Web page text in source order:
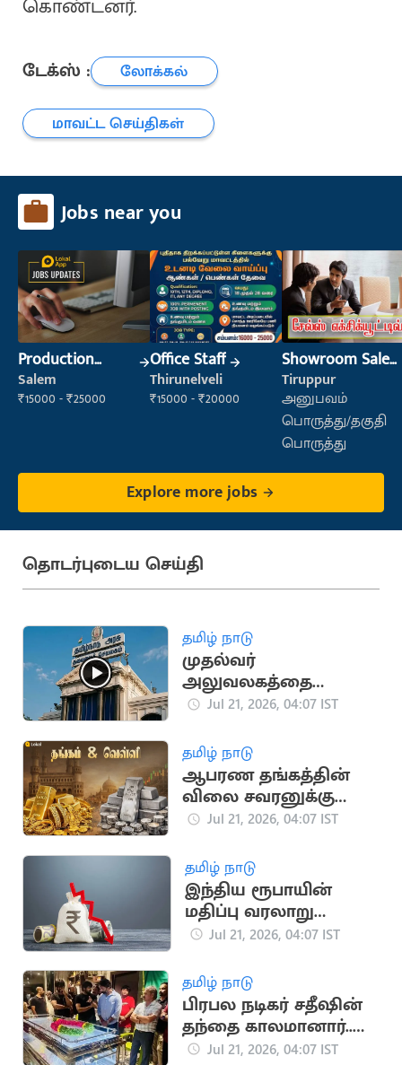
கொண்டனர்.
டேக்ஸ் :
லோக்கல்
மாவட்ட செய்திகள்
Jobs near you
Production
Supervisor
Salem
₹15000 - ₹25000
Office Staff
Thirunelveli
₹15000 - ₹20000
Showroom Sales
Executive (Retail
Sales)
Tiruppur
அனுபவம்
பொருத்து/தகுதி
பொருத்து
Explore more jobs
தொடர்புடைய செய்தி
தமிழ் நாடு
முதல்வர்
அலுவலகத்தை
மாற்றும் CM விஜய்..?
Jul 21, 2026, 04:07 IST
தமிழ் நாடு
ஆபரண தங்கத்தின்
விலை சவரனுக்கு
ரூ.560 உயர்ந்து
Jul 21, 2026, 04:07 IST
தமிழ் நாடு
இந்திய ரூபாயின்
மதிப்பு வரலாறு
காணாத வீழ்ச்சி
Jul 21, 2026, 04:07 IST
தமிழ் நாடு
பிரபல நடிகர் சதீஷின்
தந்தை காலமானார்..
உருக்கமான அஞ்சலி
Jul 21, 2026, 04:07 IST